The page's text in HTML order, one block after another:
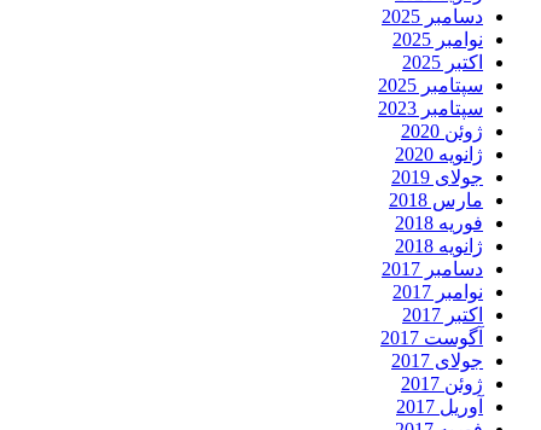
دسامبر 2025
نوامبر 2025
اکتبر 2025
سپتامبر 2025
سپتامبر 2023
ژوئن 2020
ژانویه 2020
جولای 2019
مارس 2018
فوریه 2018
ژانویه 2018
دسامبر 2017
نوامبر 2017
اکتبر 2017
آگوست 2017
جولای 2017
ژوئن 2017
آوریل 2017